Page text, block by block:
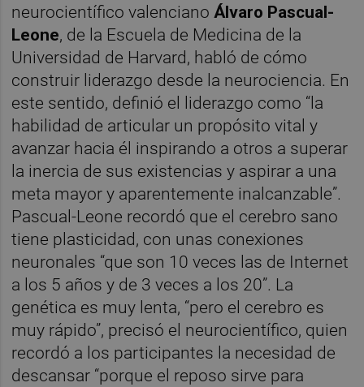
neurocientífico valencianoÁlvaro Pascual-
Leone, de la Escuela de Medicina de la
Universidad de Harvard, habló de cómo
construir liderazgo desde la neurociencia. En
este sentido, definió el liderazgo como “la
habilidad de articular un propósito vital y
avanzar hacia él inspirando a otros a superar
la inercia de sus existencias y aspirar a una
meta mayor y aparentemente inalcanzable”.
Pascual-Leone recordó que el cerebro sano
tiene plasticidad, con unas conexiones
neuronales “que son 10 veces las de Internet
a los 5 años y de 3 veces a los 20”. La
genética es muy lenta, “pero el cerebro es
muy rápido”, precisó el neurocientífico, quien
recordó a los participantes la necesidad de
descansar “porque el reposo sirve para